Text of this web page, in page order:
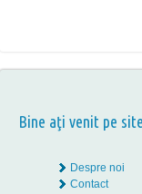
Bine aţi venit pe
Despre noi
Contact